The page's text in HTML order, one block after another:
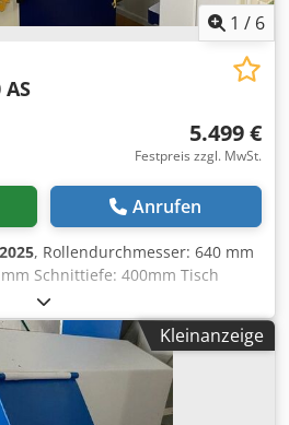
1 / 6
AS
5.499 €
Festpreis zzgl. MwSt.
Anrufen
2025, Rollendurchmesser: 640 mm
Schnittiefe: 400mm Tisch
Tischgröße: 870 x 620 mm
min Motorleistung: 2,2 kW /
Absauganschluss: 2 x
1190 mm Dodpfxjgtdpmj Aqcjkr
Maschinenhöhe: 2063 mm
Kleinanzeige